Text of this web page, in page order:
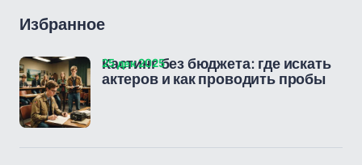
Избранное
Кастинг без бюджета: где искать
актеров и как проводить пробы
25 дек 2025